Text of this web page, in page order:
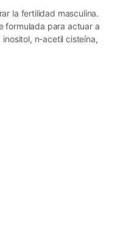
la fertilidad masculina.
formulada para actuar a
n-acetil cisteína,